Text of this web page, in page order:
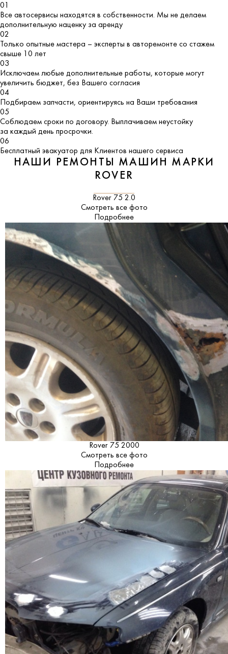
01
Все автосервисы находятся в собственности. Мы не делаем
дополнительную наценку за аренду
02
Только опытные мастера – эксперты в авторемонте со стажем
свыше 10 лет
03
Исключаем любые дополнительные работы, которые могут
увеличить бюджет, без Вашего согласия
04
Подбираем запчасти, ориентируясь на Ваши требования
05
Соблюдаем сроки по договору. Выплачиваем неустойку
за каждый день просрочки.
06
Бесплатный эвакуатор для Клиентов нашего сервиса
НАШИ РЕМОНТЫ МАШИН МАРКИ
ROVER
Rover 75 2.0
Смотреть все фото
Подробнее
Rover 75 2000
Смотреть все фото
Подробнее